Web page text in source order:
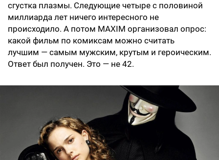
сгустка плазмы. Следующие четыре с половиной
миллиарда лет ничего интересного не
происходило. А потом MAXIM организовал опрос:
какой фильм по комиксам можно считать
лучшим — cамым мужским, крутым и героическим.
Ответ был получен. Это — не 42.